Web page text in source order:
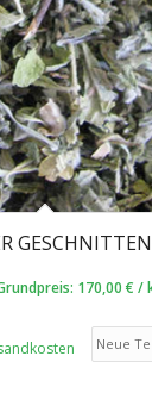
GESCHNITTEN
170,00 € /